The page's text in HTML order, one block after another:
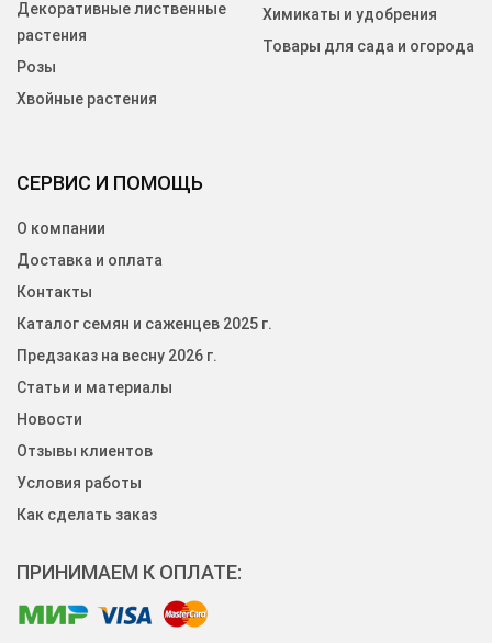
СЕРВИС И ПОМОЩЬ
О компании
Доставка и оплата
Контакты
Каталог семян и саженцев 2025 г.
Предзаказ на весну 2026 г.
Статьи и материалы
Новости
Отзывы клиентов
Условия работы
Как сделать заказ
Декоративные лиственные
растения
Розы
Хвойные растения
Химикаты и удобрения
Товары для сада и огорода
ПРИНИМАЕМ К ОПЛАТЕ: